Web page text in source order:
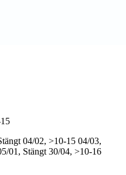
04/02, >10-15 04/03,
01, Stängt 30/04, >10-16